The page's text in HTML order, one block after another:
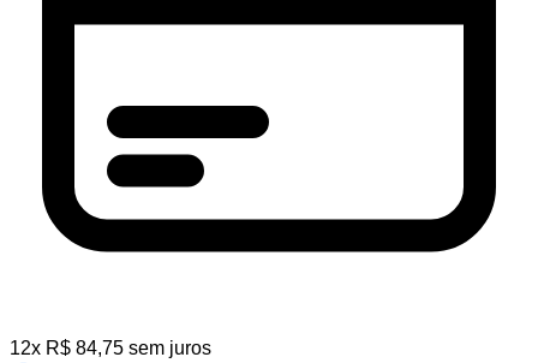
12x R$ 84,75 sem juros